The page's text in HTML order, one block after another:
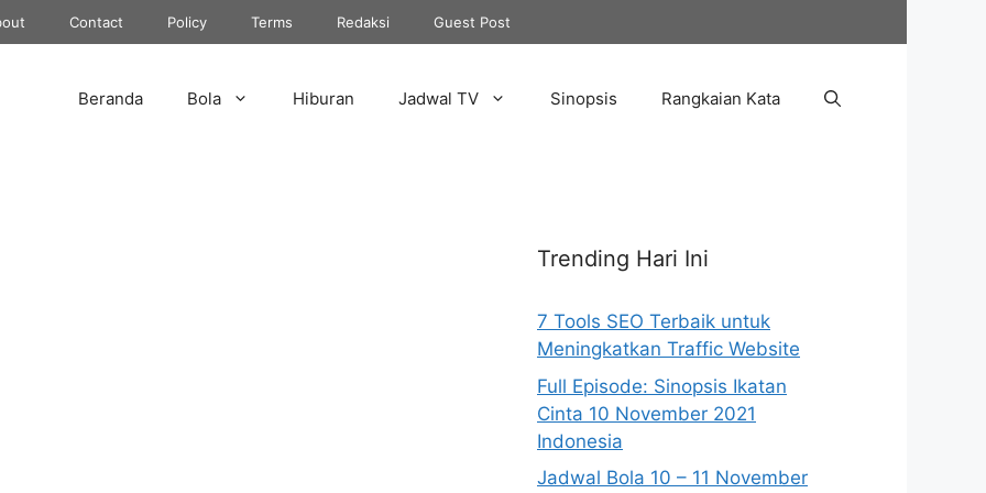
Contact Policy Terms Redaksi Guest Post
Beranda Bola Hiburan Jadwal TV Sinopsis Rangkaian Kata
Trending Hari Ini
7 Tools SEO Terbaik untuk
Meningkatkan Traffic Website
Full Episode: Sinopsis Ikatan
Cinta 10 November 2021
Indonesia
Jadwal Bola 10 – 11 November